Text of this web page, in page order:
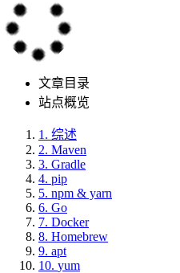
文章目录
站点概览
1. 综述
2. Maven
3. Gradle
4. pip
5. npm & yarn
6. Go
7. Docker
8. Homebrew
9. apt
10. yum